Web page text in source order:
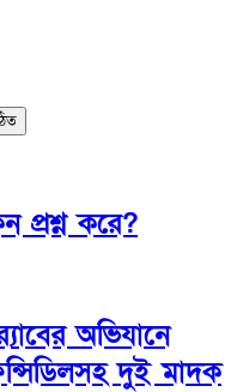
প্রশ্ন করে?
অভিযানে
দুই মাদক